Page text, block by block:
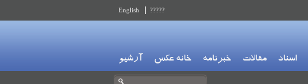
?????
English
اسناد مقالات خبرنامه خانه عکس آرشیو